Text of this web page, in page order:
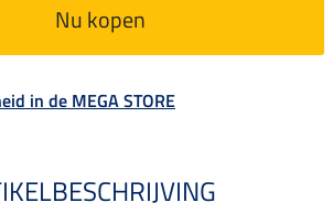
Nu kopen
in de MEGA STORE